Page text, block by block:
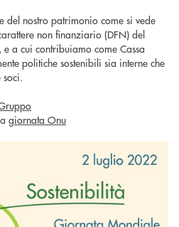
del nostro patrimonio come si vede
non finanziario (DFN) del
a cui contribuiamo come Cassa
politiche sostenibili sia interne che
giornata Onu